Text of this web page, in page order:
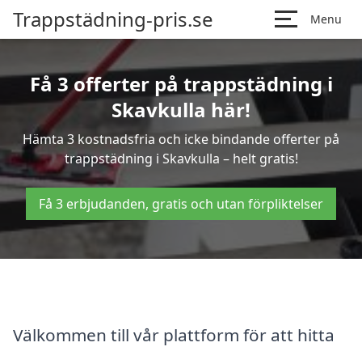
Trappstädning-pris.se Menu
Få 3 offerter på trappstädning i
Skavkulla här!
Hämta 3 kostnadsfria och icke bindande offerter på
trappstädning i Skavkulla – helt gratis!
Få 3 erbjudanden, gratis och utan förpliktelser
Välkommen till vår plattform för att hitta